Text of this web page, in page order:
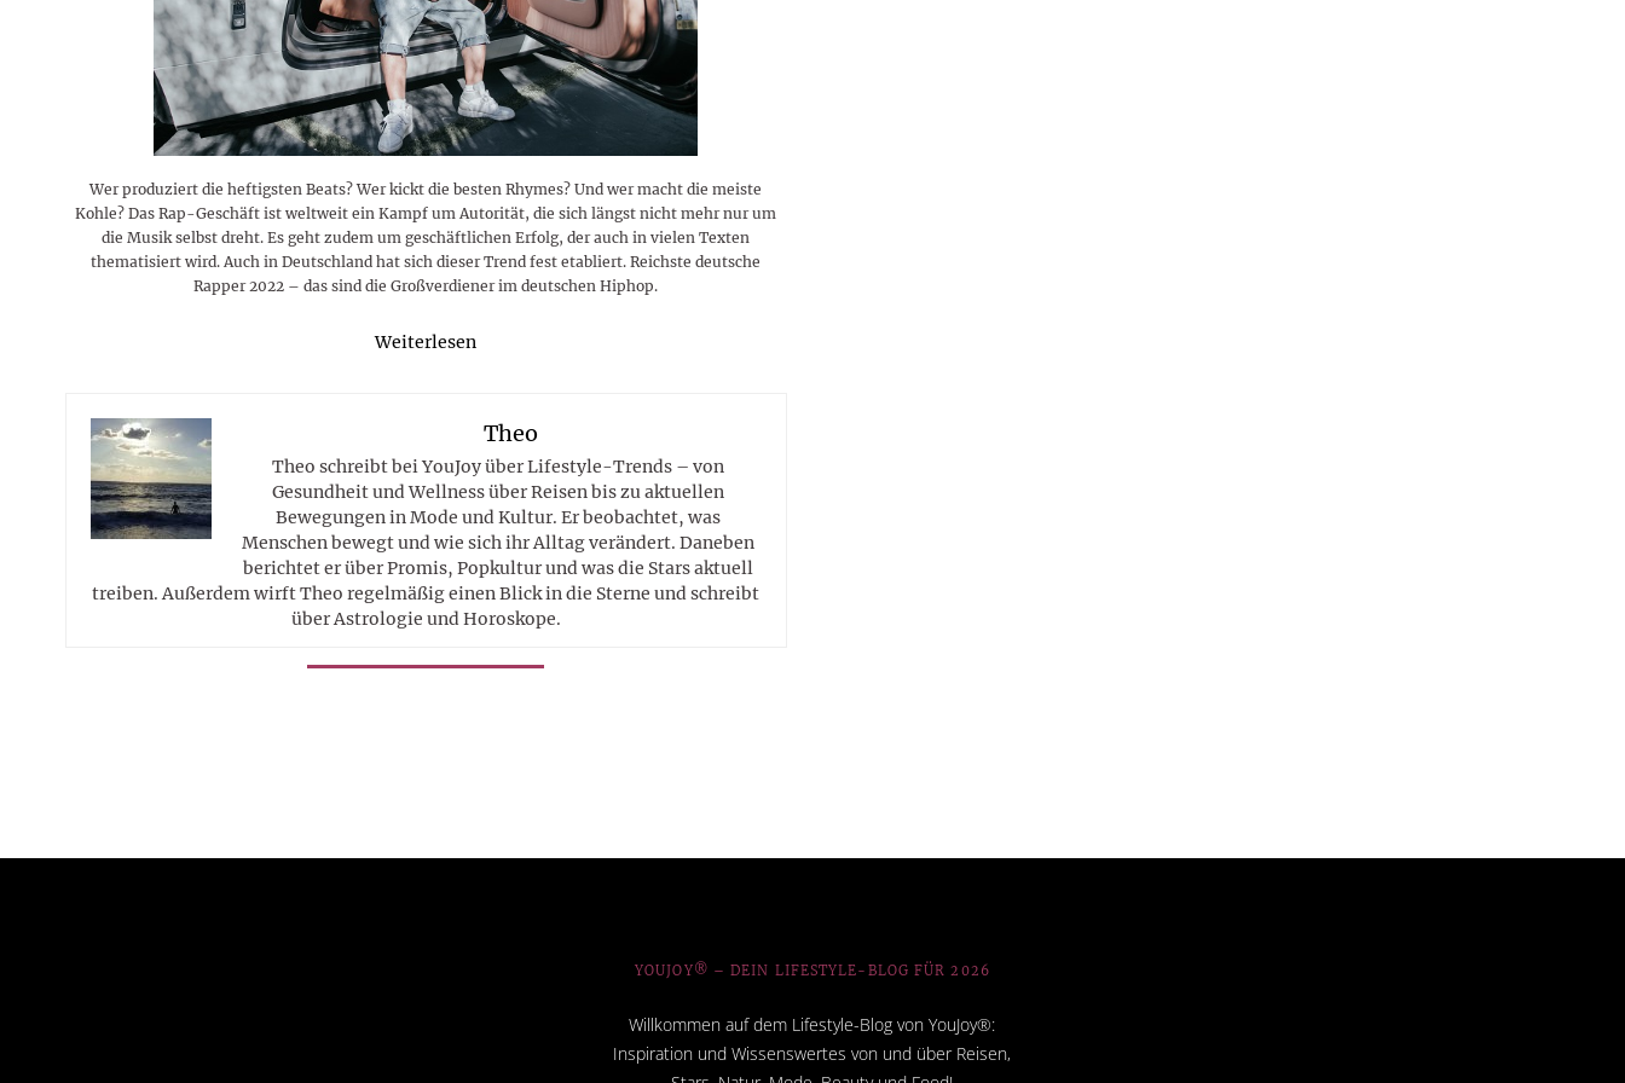
Stars 2026
MORE
Start, Teilnehmer, Gagen und
MORE
lustigen Sprüche helfen beim
dahintersteckt und was bei
Plattformen zu beachten ist
MORE
BMI-Rechner für Frauen 2026
hilfreichen Tipps
MORE
Profi
Sternzeichen
MORE
Ausblick für Frauen und
Jahre
MORE
Traumurlaub im
Land
Wer produziert die heftigsten Beats? Wer kickt die besten Rhymes? Und wer macht die meiste
Kohle? Das Rap-Geschäft ist weltweit ein Kampf um Autorität, die sich längst nicht mehr nur um
die Musik selbst dreht. Es geht zudem um geschäftlichen Erfolg, der auch in vielen Texten
thematisiert wird. Auch in Deutschland hat sich dieser Trend fest etabliert. Reichste deutsche
Rapper 2022 – das sind die Großverdiener im deutschen Hiphop.
Weiterlesen
Theo
Theo schreibt bei YouJoy über Lifestyle-Trends – von
Gesundheit und Wellness über Reisen bis zu aktuellen
Bewegungen in Mode und Kultur. Er beobachtet, was
Menschen bewegt und wie sich ihr Alltag verändert. Daneben
berichtet er über Promis, Popkultur und was die Stars aktuell
treiben. Außerdem wirft Theo regelmäßig einen Blick in die Sterne und schreibt
über Astrologie und Horoskope.
YOUJOY® – DEIN LIFESTYLE-BLOG FÜR 2026
Willkommen auf dem Lifestyle-Blog von YouJoy®:
Inspiration und Wissenswertes von und über Reisen,